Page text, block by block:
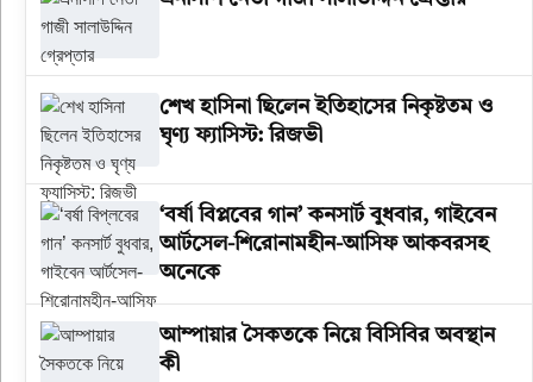
শেখ হাসিনা ছিলেন ইতিহাসের নিকৃষ্টতম ও
ঘৃণ্য ফ্যাসিস্ট: রিজভী
‘বর্ষা বিপ্লবের গান’ কনসার্ট বুধবার, গাইবেন
আর্টসেল-শিরোনামহীন-আসিফ আকবরসহ
অনেকে
আম্পায়ার সৈকতকে নিয়ে বিসিবির অবস্থান
কী